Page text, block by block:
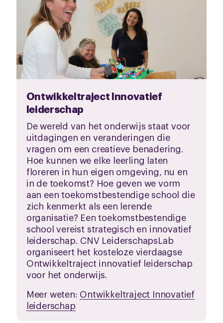
Ontwikkeltraject Innovatief
leiderschap
De wereld van het onderwijs staat voor
uitdagingen en veranderingen die
vragen om een creatieve benadering.
Hoe kunnen we elke leerling laten
floreren in hun eigen omgeving, nu en
in de toekomst? Hoe geven we vorm
aan een toekomstbestendige school die
zich kenmerkt als een lerende
organisatie? Een toekomstbestendige
school vereist strategisch en innovatief
leiderschap. CNV LeiderschapsLab
organiseert het kosteloze vierdaagse
Ontwikkeltraject innovatief leiderschap
voor het onderwijs.
Meer weten: Ontwikkeltraject Innovatief
leiderschap